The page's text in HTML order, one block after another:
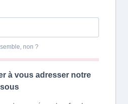
non ?
à vous adresser notre